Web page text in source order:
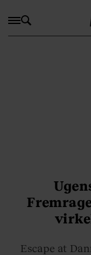
Escape at